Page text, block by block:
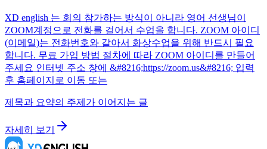
XD english 는 회의 참가하는 방식이 아니라 영어 선생님이
ZOOM계정으로 전화를 걸어서 수업을 합니다. ZOOM 아이디
(이메일)는 전화번호와 같아서 화상수업을 위해 반드시 필요
합니다. 무료 가입 방법 절차에 따라 ZOOM 아이디를 만들어
주세요 인터넷 주소 창에 &#8216;https://zoom.us&#8216; 입력
후 홈페이지로 이동 또는
제목과 요약의 주제가 이어지는 글
자세히 보기